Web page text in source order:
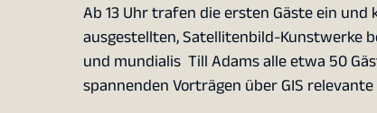
Ab 13 Uhr trafen die ersten Gäste ein
ausgestellten, Satellitenbild-Kunstwerke
und mundialis Till Adams alle etwa 50
spannenden Vorträgen über GIS